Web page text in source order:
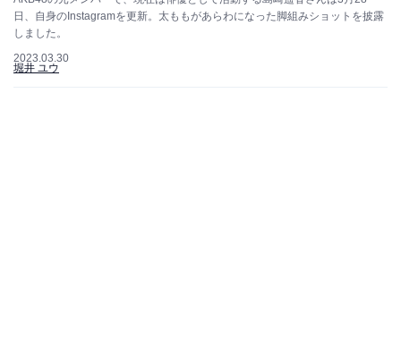
日、自身のInstagramを更新。太ももがあらわになった脚組みショットを披露
しました。
2023.03.30
堀井 ユウ